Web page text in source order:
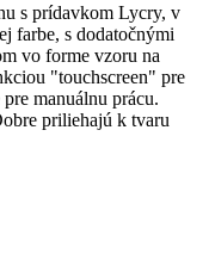
s prídavkom Lycry, v
farbe, s dodatočnými
vo forme vzoru na
"touchscreen" pre
manuálnu prácu.
priliehajú k tvaru